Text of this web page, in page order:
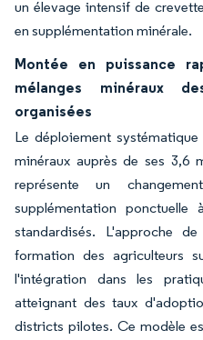
un élevage intensif de
en supplémentation minérale.
Montée en puissance
mélanges minéraux
organisées
Le déploiement
minéraux auprès de ses 3,6
représente un
supplémentation ponctuelle
standardisés. L'approche
formation des agriculteurs
l'intégration dans les
atteignant des taux
districts pilotes. Ce modèle